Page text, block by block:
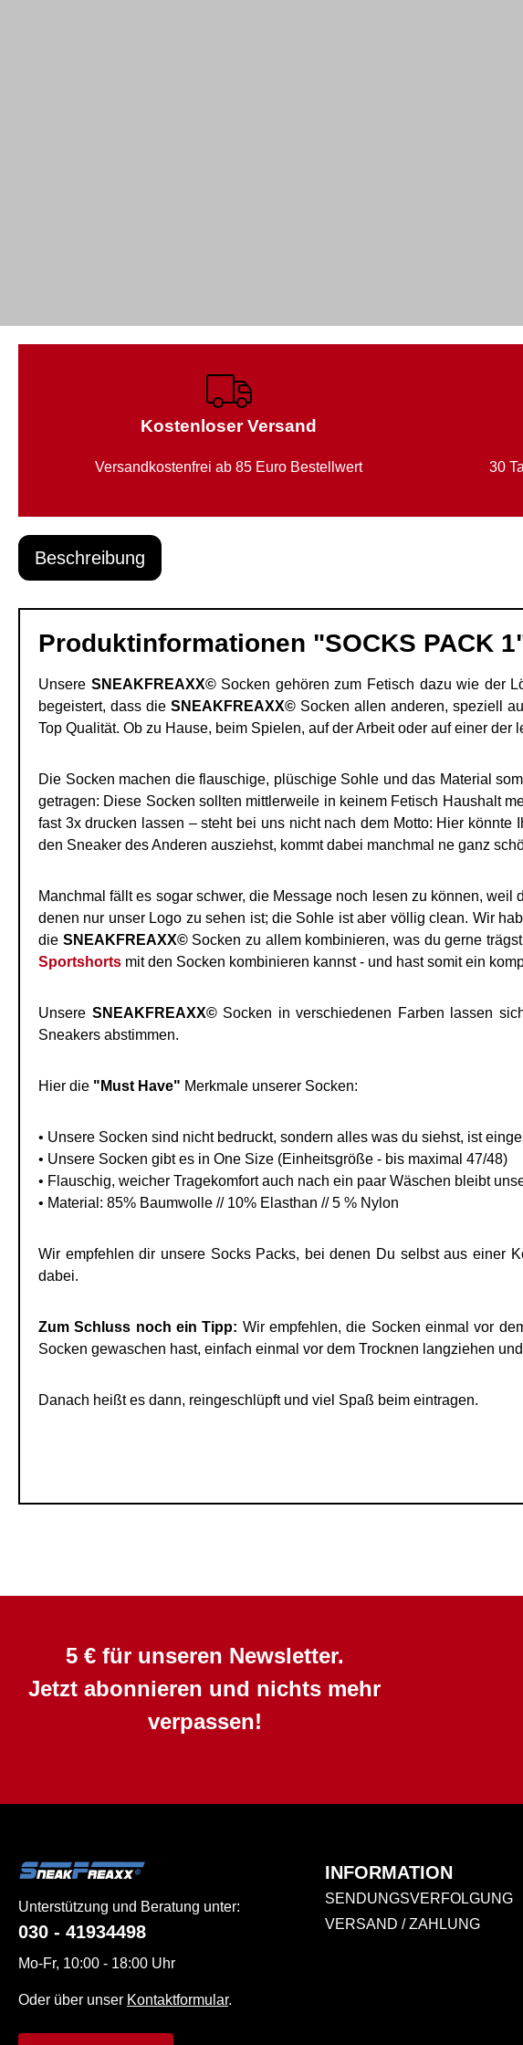
Kostenloser Versand
Versandkostenfrei ab 85 Euro Bestellwert 30
Beschreibung
Produktinformationen "SOCKS PACK
Unsere SNEAKFREAXX©Socken gehören zum Fetisch dazu wie der
begeistert, dass die SNEAKFREAXX© Socken allen anderen, speziell
Top Qualität. Ob zu Hause, beim Spielen, auf der Arbeit oder auf einer der
Die Socken machen die flauschige, plüschige Sohle und das Material
getragen: Diese Socken sollten mittlerweile in keinem Fetisch Haushalt
fast 3x drucken lassen – steht bei uns nicht nach dem Motto: Hier
den Sneaker des Anderen ausziehst, kommt dabei manchmal ne ganz
Manchmal fällt es sogar schwer, die Message noch lesen zu können,
denen nur unser Logo zu sehen ist; die Sohle ist aber völlig clean. Wir
die SNEAKFREAXX©Socken zu allem kombinieren, was du gerne
Sportshorts mit den Socken kombinieren kannst - und hast somit ein
Unsere SNEAKFREAXX©Socken in verschiedenen Farben lassen
Sneakers abstimmen.
Hier die "Must Have" Merkmale unserer Socken:
• Unsere Socken sind nicht bedruckt, sondern alles was du siehst, ist
• Unsere Socken gibt es in One Size (Einheitsgröße - bis maximal 47/48)
• Flauschig, weicher Tragekomfort auch nach ein paar Wäschen bleibt
• Material: 85% Baumwolle // 10% Elasthan // 5 % Nylon
Wir empfehlen dir unsere Socks Packs, bei denen Du selbst aus einer
dabei.
Zum Schluss noch ein Tipp: Wir empfehlen, die Socken einmal vor
Socken gewaschen hast, einfach einmal vor dem Trocknen langziehen
Danach heißt es dann, reingeschlüpft und viel Spaß beim eintragen.
5 € für unseren Newsletter.
Jetzt abonnieren und nichts mehr
verpassen!
Unterstützung und Beratung unter:
030 - 41934498
Mo-Fr, 10:00 - 18:00 Uhr
Oder über unser Kontaktformular.
INFORMATION
SENDUNGSVERFOLGUNG
VERSAND / ZAHLUNG